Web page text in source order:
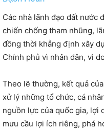
Các nhà lãnh đạo đất nước
chiến chống tham nhũng,
đồng thời khẳng định xây
Chính phủ vì nhân dân, vì
Theo lẽ thường, kết quả
xử lý những tổ chức, cá
nguồn lực của quốc gia, lợi
mưu cầu lợi ích riêng, phá